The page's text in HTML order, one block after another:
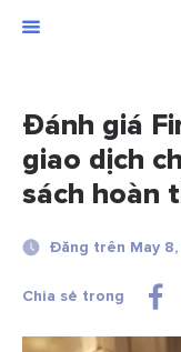
Đánh giá
giao dịch
sách hoàn
Đăng trên May
Chia sẻ trong